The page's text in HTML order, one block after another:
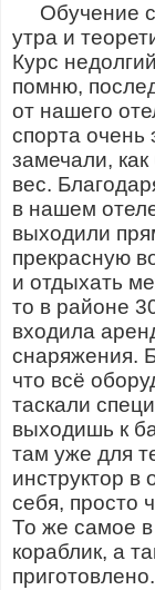
Обучение
утра и
Курс
помню,
от нашего
спорта очень
замечали,
вес.
в нашем
выходили
прекрасную
и отдыхать
то в районе
входила
снаряжения.
что всё
таскали
выходишь к
там уже для
инструктор в
себя, просто
То же самое
кораблик, а